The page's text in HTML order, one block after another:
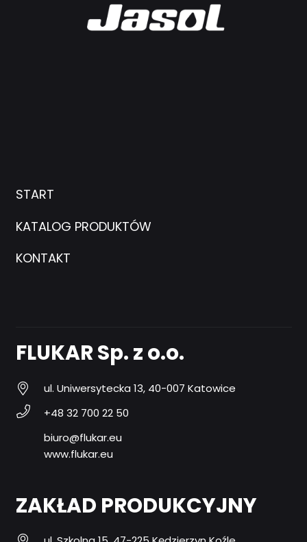
START
KATALOG PRODUKTÓW
KONTAKT
FLUKAR Sp. z o.o.
ul. Uniwersytecka 13, 40-007 Katowice
+48 32 700 22 50
biuro@flukar.eu
www.flukar.eu
ZAKŁAD PRODUKCYJNY